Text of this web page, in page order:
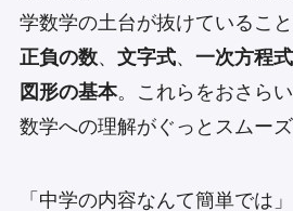
学数学の土台が抜けているこ
正負の数、 文字式、 一次方程式
図形の基本。これらをおさら
数学への理解がぐっとスムーズ
「中学の内容なんて簡単では